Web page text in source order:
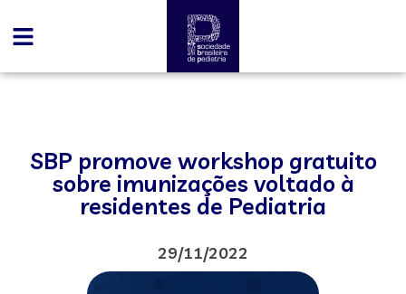
SBP promove workshop gratuito
sobre imunizações voltado à
residentes de Pediatria
29/11/2022